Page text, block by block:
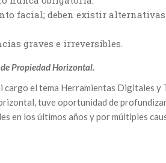
facial; deben existir
graves e irreversibles.
Propiedad Horizontal.
cargo el tema Herramientas Digitales
tuve oportunidad de
en los últimos años y por múltiples